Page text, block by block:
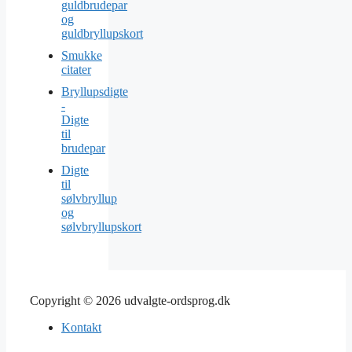
guldbrudepar
og
guldbryllupskort
Smukke
citater
Bryllupsdigte
-
Digte
til
brudepar
Digte
til
sølvbryllup
og
sølvbryllupskort
Copyright © 2026 udvalgte-ordsprog.dk
Kontakt